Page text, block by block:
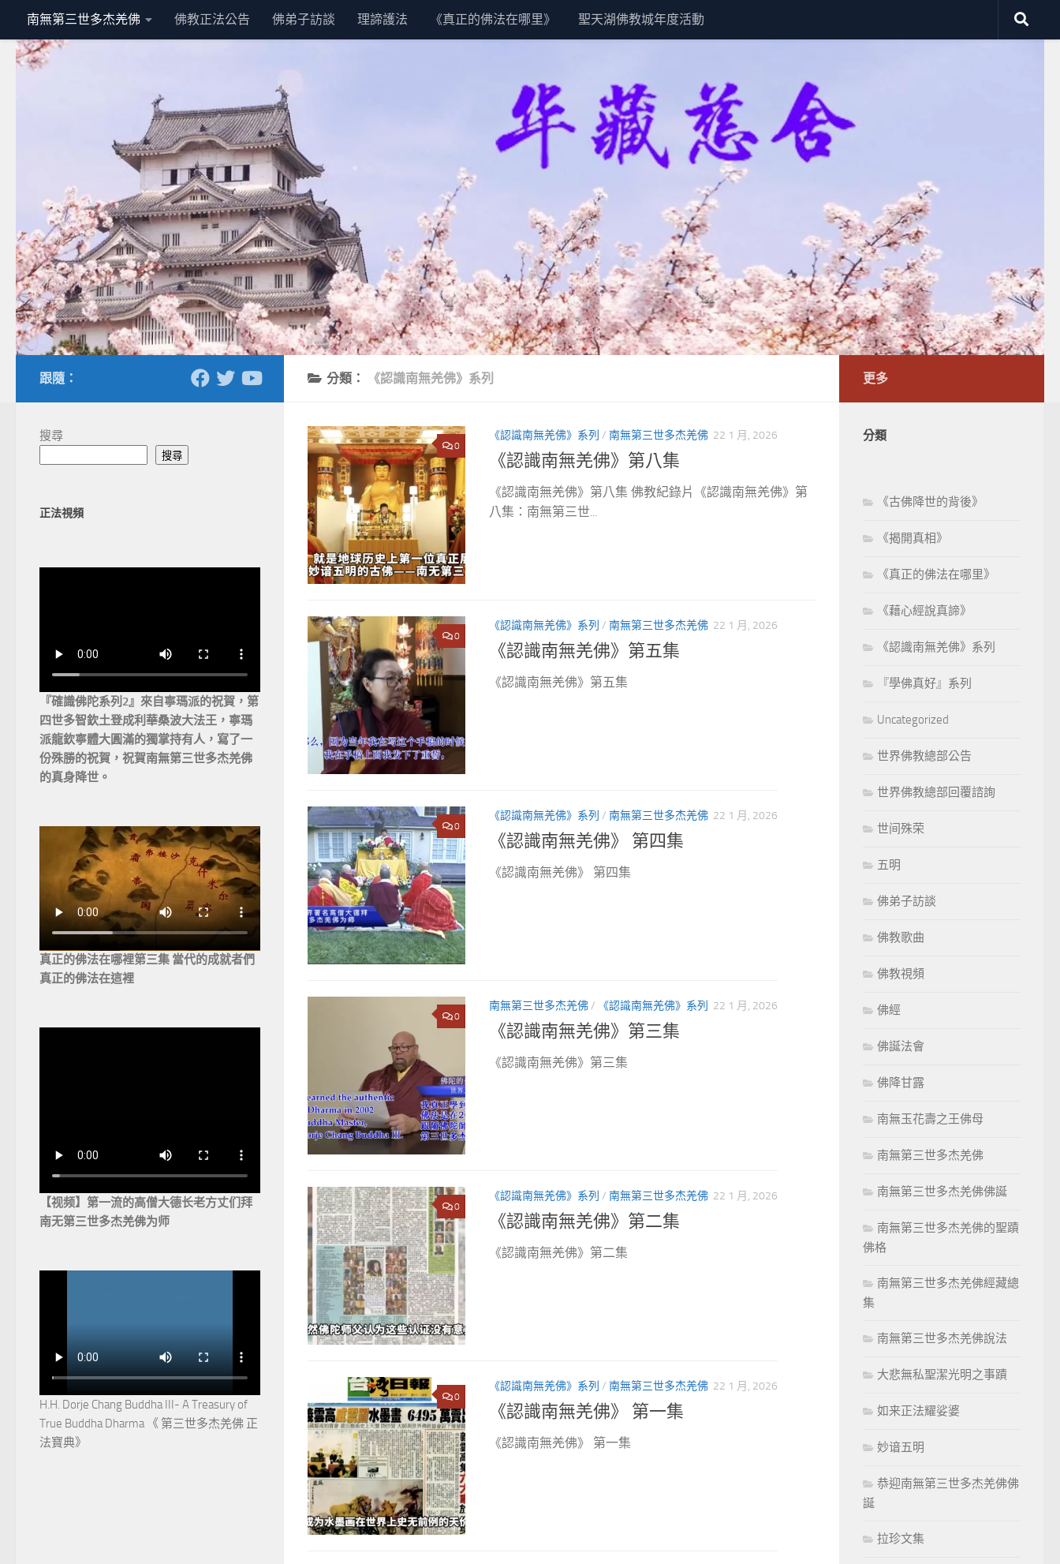
Skip to content
南無第三世多杰羌佛 佛教正法公告 佛弟子訪談 理諦護法 《真正的佛法在哪里》 聖天湖佛教城年度活動
分類： 《認識南無羌佛》系列
0
《認識南無羌佛》系列 / 南無第三世多杰羌佛 22 1 月, 2026
《認識南無羌佛》第八集
《認識南無羌佛》第八集 佛教紀錄片《認識南無羌佛》第
八集：南無第三世...
0
《認識南無羌佛》系列 / 南無第三世多杰羌佛 22 1 月, 2026
《認識南無羌佛》第五集
《認識南無羌佛》第五集
0
《認識南無羌佛》系列 / 南無第三世多杰羌佛 22 1 月, 2026
《認識南無羌佛》 第四集
《認識南無羌佛》 第四集
0
南無第三世多杰羌佛/ 《認識南無羌佛》系列 22 1 月, 2026
《認識南無羌佛》第三集
《認識南無羌佛》第三集
0
《認識南無羌佛》系列 / 南無第三世多杰羌佛 22 1 月, 2026
《認識南無羌佛》第二集
《認識南無羌佛》第二集
0
《認識南無羌佛》系列 / 南無第三世多杰羌佛 22 1 月, 2026
《認識南無羌佛》 第一集
《認識南無羌佛》 第一集
跟隨：
搜尋
搜尋
正法視頻
『確識佛陀系列2』來自寧瑪派的祝賀，第
四世多智欽土登成利華桑波大法王，寧瑪
派龍欽寧體大圓滿的獨掌持有人，寫了一
份殊勝的祝賀，祝賀南無第三世多杰羌佛
的真身降世。
真正的佛法在哪裡第三集 當代的成就者們
真正的佛法在這裡
【视频】第一流的高僧大德长老方丈们拜
南无第三世多杰羌佛为师
H.H. Dorje Chang Buddha III- A Treasury of
True Buddha Dharma 《 第三世多杰羌佛 正
法寶典》
更多
分類
《古佛降世的背後》
《揭開真相》
《真正的佛法在哪里》
《藉心經說真諦》
《認識南無羌佛》系列
『學佛真好』系列
Uncategorized
世界佛教總部公告
世界佛教總部回覆諮詢
世间殊荣
五明
佛弟子訪談
佛教歌曲
佛教視頻
佛經
佛誕法會
佛降甘露
南無玉花壽之王佛母
南無第三世多杰羌佛
南無第三世多杰羌佛佛誕
南無第三世多杰羌佛的聖蹟
佛格
南無第三世多杰羌佛經藏總
集
南無第三世多杰羌佛說法
大悲無私聖潔光明之事蹟
如来正法耀娑婆
妙谙五明
恭迎南無第三世多杰羌佛佛
誕
拉珍文集